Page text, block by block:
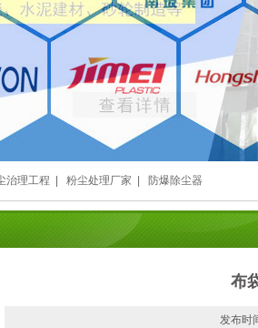
治理工程 粉尘处理厂家 防爆除尘器
布
发布时